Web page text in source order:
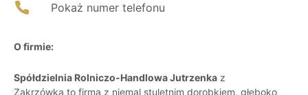
Pokaż numer telefonu
O firmie:
Spółdzielnia Rolniczo-Handlowa Jutrzenka z
Zakrzówka to firma z niemal stuletnim dorobkiem, głęboko